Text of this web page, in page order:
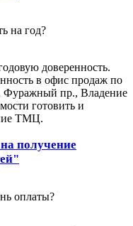
на год?
доверенность.
в офис продаж по
Фуражный пр., Владение
готовить и
ТМЦ.
получение
оплаты?